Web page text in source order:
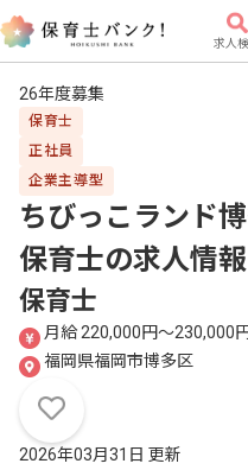
求人
26年度募集
保育士
正社員
企業主導型
ちびっこランド博
保育士の求人情報
保育士
月給 220,000円〜230,000円
福岡県福岡市博多区
2026年03月31日 更新